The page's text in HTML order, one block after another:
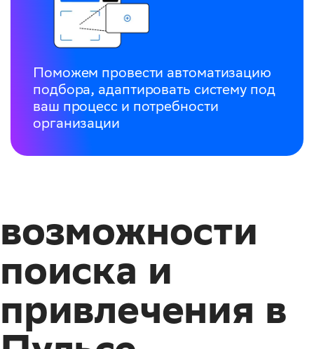
Поможем провести автоматизацию
подбора, адаптировать систему под
ваш процесс и потребности
организации
возможности
поиска и
привлечения в